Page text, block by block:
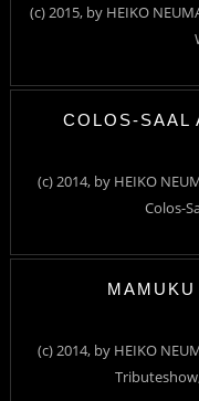
(c) 2015, by HEIKO
COLOS-SAAL
(c) 2014, by HEIKO
Colos-
(c) 2014, by HEIKO